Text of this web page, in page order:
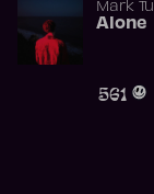
Mark
Alone
561